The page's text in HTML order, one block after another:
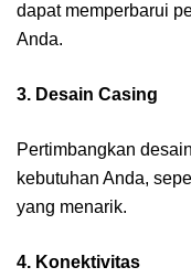
dapat memperbarui
Anda.
3. Desain Casing
Pertimbangkan
kebutuhan Anda,
yang menarik.
4. Konektivitas